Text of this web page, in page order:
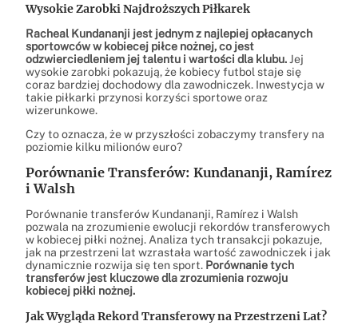
Wysokie Zarobki Najdroższych Piłkarek
Racheal Kundananji jest jednym z najlepiej opłacanych
sportowców w kobiecej piłce nożnej, co jest
odzwierciedleniem jej talentu i wartości dla klubu. Jej
wysokie zarobki pokazują, że kobiecy futbol staje się
coraz bardziej dochodowy dla zawodniczek. Inwestycja w
takie piłkarki przynosi korzyści sportowe oraz
wizerunkowe.
Czy to oznacza, że w przyszłości zobaczymy transfery na
poziomie kilku milionów euro?
Porównanie Transferów: Kundananji, Ramírez
i Walsh
Porównanie transferów Kundananji, Ramírez i Walsh
pozwala na zrozumienie ewolucji rekordów transferowych
w kobiecej piłki nożnej. Analiza tych transakcji pokazuje,
jak na przestrzeni lat wzrastała wartość zawodniczek i jak
dynamicznie rozwija się ten sport. Porównanie tych
transferów jest kluczowe dla zrozumienia rozwoju
kobiecej piłki nożnej.
Jak Wygląda Rekord Transferowy na Przestrzeni Lat?